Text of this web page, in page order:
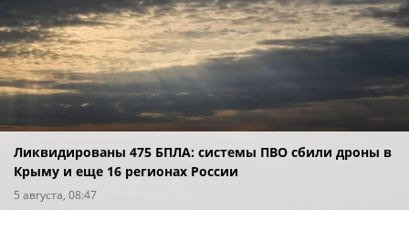
Ликвидированы 475 БПЛА: системы ПВО сбили дроны в
Крыму и еще 16 регионах России
5 августа, 08:47